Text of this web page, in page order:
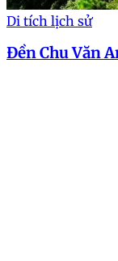
Di tích lịch sử
Đền Chu Văn